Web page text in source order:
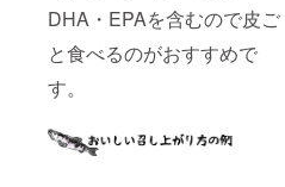
DHA・EPAを含むので皮ご
と食べるのがおすすめで
す。